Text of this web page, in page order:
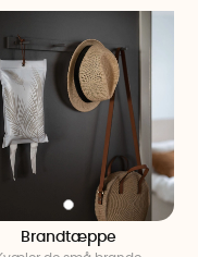
Brandtæppe